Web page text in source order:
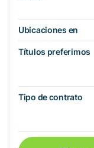
Ubicaciones en
Títulos preferimos
Tipo de contrato